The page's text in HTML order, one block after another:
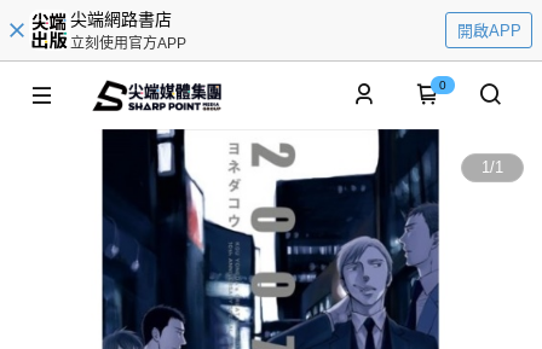
尖端網路書店
立刻使用官方APP
開啟APP
0
1/1